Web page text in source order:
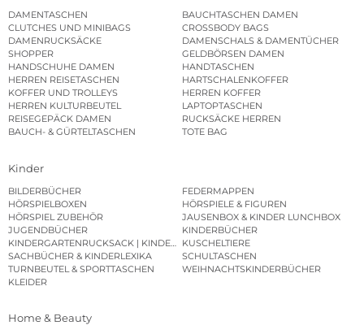
DAMENTASCHEN
BAUCHTASCHEN DAMEN
CLUTCHES UND MINIBAGS
CROSSBODY BAGS
DAMENRUCKSÄCKE
DAMENSCHALS & DAMENTÜCHER
SHOPPER
GELDBÖRSEN DAMEN
HANDSCHUHE DAMEN
HANDTASCHEN
HERREN REISETASCHEN
HARTSCHALENKOFFER
KOFFER UND TROLLEYS
HERREN KOFFER
HERREN KULTURBEUTEL
LAPTOPTASCHEN
REISEGEPÄCK DAMEN
RUCKSÄCKE HERREN
BAUCH- & GÜRTELTASCHEN
TOTE BAG
Kinder
BILDERBÜCHER
FEDERMAPPEN
HÖRSPIELBOXEN
HÖRSPIELE & FIGUREN
HÖRSPIEL ZUBEHÖR
JAUSENBOX & KINDER LUNCHBOX
JUGENDBÜCHER
KINDERBÜCHER
KINDERGARTENRUCKSACK | KINDERGARTENBEUTEL
KUSCHELTIERE
SACHBÜCHER & KINDERLEXIKA
SCHULTASCHEN
TURNBEUTEL & SPORTTASCHEN
WEIHNACHTSKINDERBÜCHER
KLEIDER
Home & Beauty